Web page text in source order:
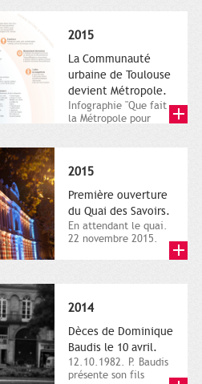
2015
La Communauté
urbaine de Toulouse
devient Métropole.
Infographie "Que fait
la Métropole pour
2015
Première ouverture
du Quai des Savoirs.
En attendant le quai.
22 novembre 2015.
2014
Dèces de Dominique
Baudis le 10 avril.
12.10.1982. P. Baudis
présente son fils